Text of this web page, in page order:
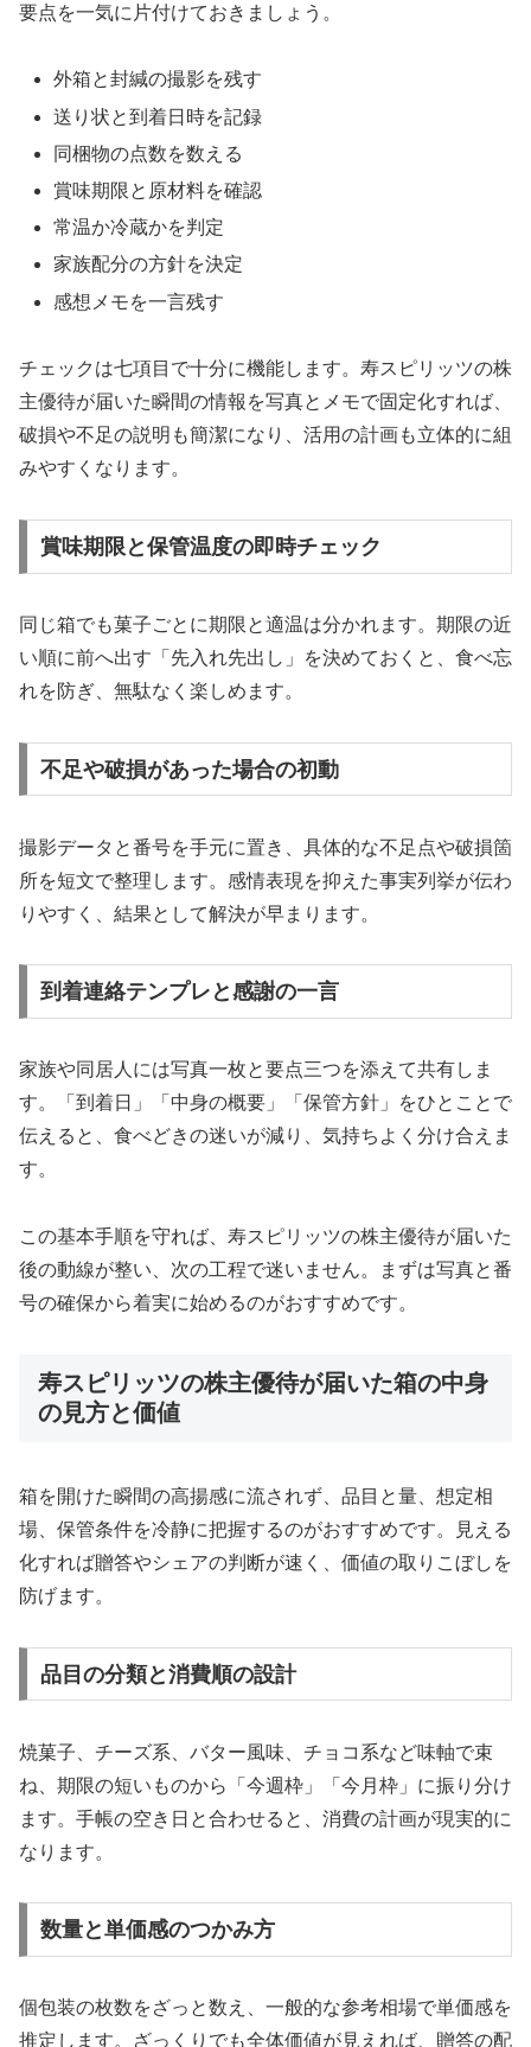
要点を一気に片付けておきましょう。
外箱と封緘の撮影を残す
送り状と到着日時を記録
同梱物の点数を数える
賞味期限と原材料を確認
常温か冷蔵かを判定
家族配分の方針を決定
感想メモを一言残す
チェックは七項目で十分に機能します。寿スピリッツの株
主優待が届いた瞬間の情報を写真とメモで固定化すれば、
破損や不足の説明も簡潔になり、活用の計画も立体的に組
みやすくなります。
賞味期限と保管温度の即時チェック
同じ箱でも菓子ごとに期限と適温は分かれます。期限の近
い順に前へ出す「先入れ先出し」を決めておくと、食べ忘
れを防ぎ、無駄なく楽しめます。
不足や破損があった場合の初動
撮影データと番号を手元に置き、具体的な不足点や破損箇
所を短文で整理します。感情表現を抑えた事実列挙が伝わ
りやすく、結果として解決が早まります。
到着連絡テンプレと感謝の一言
家族や同居人には写真一枚と要点三つを添えて共有しま
す。「到着日」「中身の概要」「保管方針」をひとことで
伝えると、食べどきの迷いが減り、気持ちよく分け合えま
す。
この基本手順を守れば、寿スピリッツの株主優待が届いた
後の動線が整い、次の工程で迷いません。まずは写真と番
号の確保から着実に始めるのがおすすめです。
寿スピリッツの株主優待が届いた箱の中身
の見方と価値
箱を開けた瞬間の高揚感に流されず、品目と量、想定相
場、保管条件を冷静に把握するのがおすすめです。見える
化すれば贈答やシェアの判断が速く、価値の取りこぼしを
防げます。
品目の分類と消費順の設計
焼菓子、チーズ系、バター風味、チョコ系など味軸で束
ね、期限の短いものから「今週枠」「今月枠」に振り分け
ます。手帳の空き日と合わせると、消費の計画が現実的に
なります。
数量と単価感のつかみ方
個包装の枚数をざっと数え、一般的な参考相場で単価感を
推定します。ざっくりでも全体価値が見えれば、贈答の配